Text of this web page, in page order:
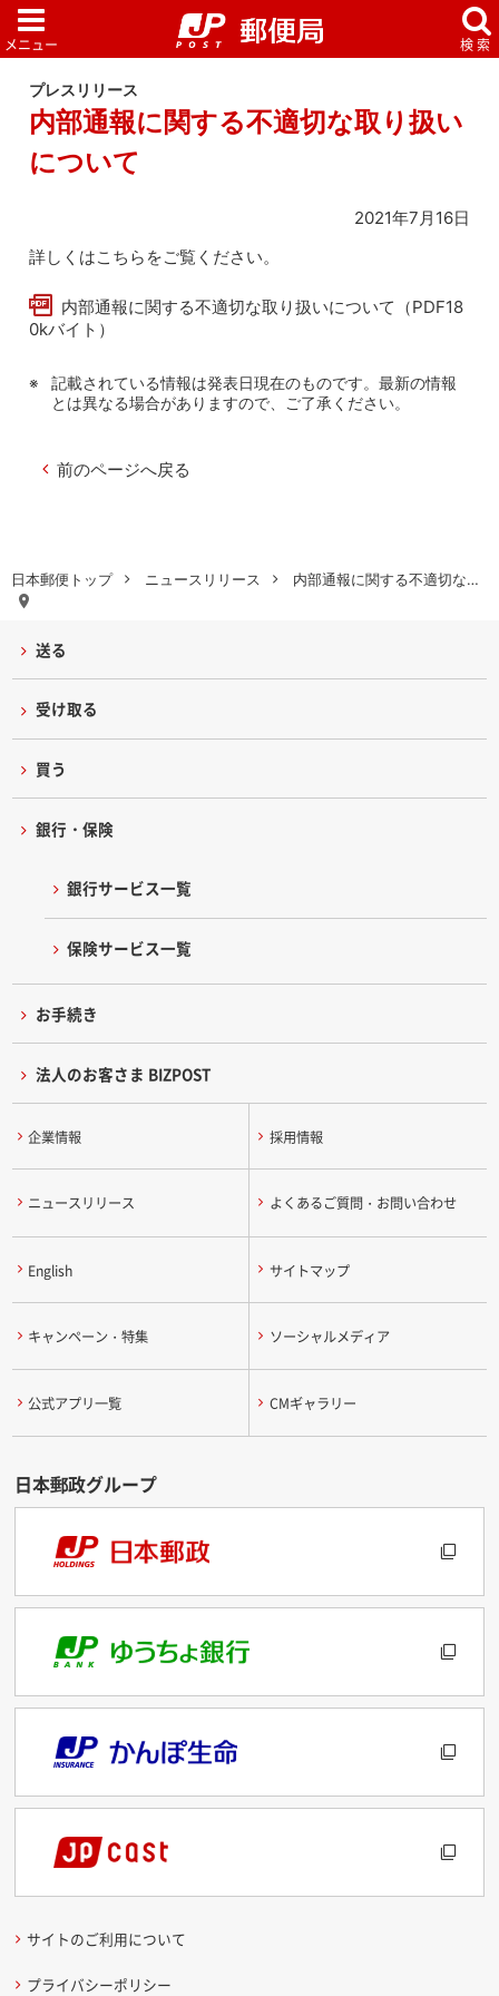
日本郵便トップ ニュースリリース 内部通報に関する不適切な…
プレスリリース
内部通報に関する不適切な取り扱い
について
2021年7月16日
詳しくはこちらをご覧ください。
内部通報に関する不適切な取り扱いについて（PDF18
0kバイト）
記載されている情報は発表日現在のものです。最新の情報
とは異なる場合がありますので、ご了承ください。
前のページへ戻る
送る
受け取る
買う
銀行・保険
銀行サービス一覧
保険サービス一覧
お手続き
法人のお客さま BIZPOST
企業情報 採用情報
ニュースリリース よくあるご質問・お問い合わせ
English サイトマップ
キャンペーン・特集 ソーシャルメディア
公式アプリ一覧 CMギャラリー
サイトのご利用について
プライバシーポリシー